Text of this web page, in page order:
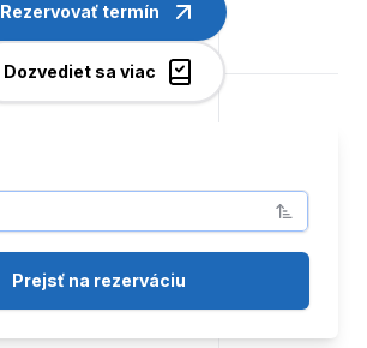
Prejsť na rezerváciu
Rezervovať termín
Dozvediet sa viac